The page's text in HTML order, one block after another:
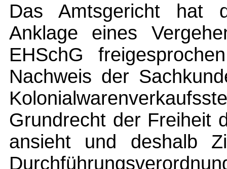
Das Amtsgericht hat
Anklage eines
EHSchG
Nachweis der
Grundrecht der Freiheit
ansieht und deshalb